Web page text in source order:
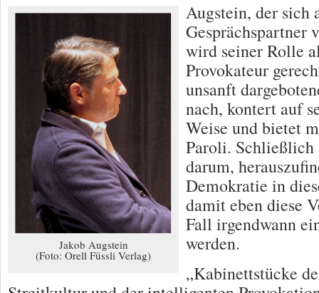
Jakob Augstein
(Foto: Orell Füssli Verlag)
Augstein, der sich
Gesprächspartner
wird seiner Rolle
Provokateur
unsanft
nach, kontert auf
Weise und bietet
Paroli. Schließlich
darum,
Demokratie in
damit eben diese
Fall irgendwann
werden.
„Kabinettstücke